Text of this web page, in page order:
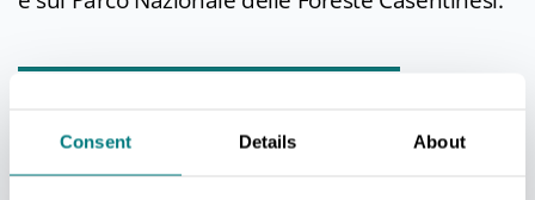
Consent Details About